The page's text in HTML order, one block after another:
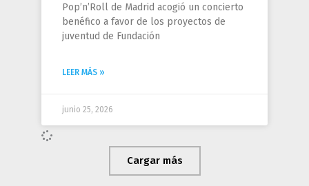
Pop’n’Roll de Madrid acogió un concierto
benéfico a favor de los proyectos de
juventud de Fundación
LEER MÁS »
junio 25, 2026
Cargar más